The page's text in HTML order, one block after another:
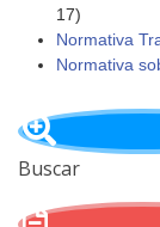
17)
Normativa
Normativa
Buscar